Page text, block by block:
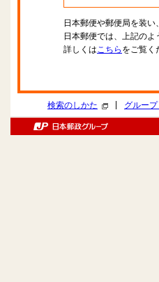
日本郵便や郵便局を装
日本郵便では、上記の
詳しくはこちら をご覧く
検索のしかた グルー